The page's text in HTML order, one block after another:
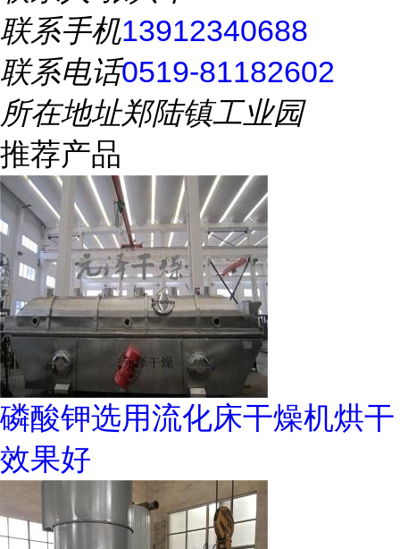
联系手机13912340688
联系电话0519-81182602
所在地址郑陆镇工业园
推荐产品
磷酸钾选用流化床干燥机烘干
效果好